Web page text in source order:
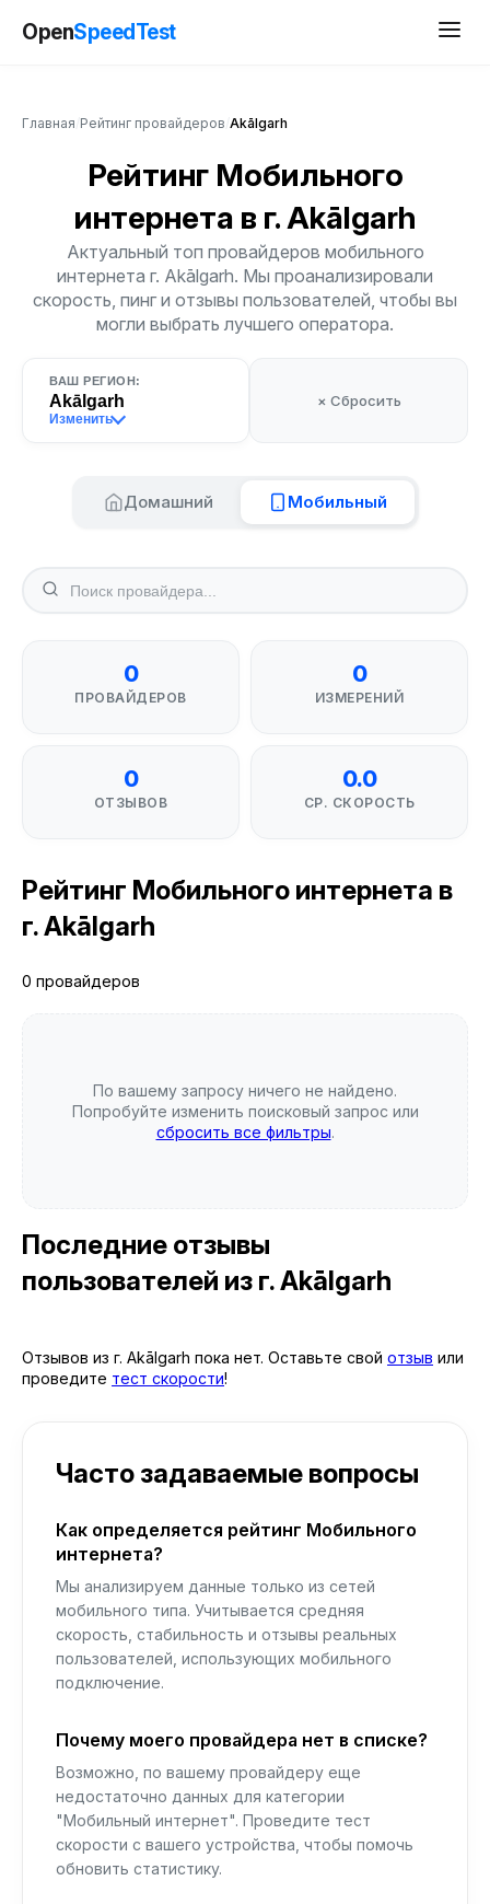
OpenSpeedTest
Главная Рейтинг провайдеров Akālgarh
Рейтинг Мобильного
интернета в г. Akālgarh
Актуальный топ провайдеров мобильного
интернета г. Akālgarh. Мы проанализировали
скорость, пинг и отзывы пользователей, чтобы вы
могли выбрать лучшего оператора.
ВАШ РЕГИОН:
Akālgarh
Изменить
× Сбросить
Домашний Мобильный
0
ПРОВАЙДЕРОВ
0
ИЗМЕРЕНИЙ
0
ОТЗЫВОВ
0.0
СР. СКОРОСТЬ
Рейтинг Мобильного интернета в
г. Akālgarh
0 провайдеров
По вашему запросу ничего не найдено.
Попробуйте изменить поисковый запрос или
сбросить все фильтры.
Последние отзывы
пользователей из г. Akālgarh
Отзывов из г. Akālgarh пока нет. Оставьте свой отзыв или
проведите тест скорости!
Часто задаваемые вопросы
Как определяется рейтинг Мобильного
интернета?
Мы анализируем данные только из сетей
мобильного типа. Учитывается средняя
скорость, стабильность и отзывы реальных
пользователей, использующих мобильного
подключение.
Почему моего провайдера нет в списке?
Возможно, по вашему провайдеру еще
недостаточно данных для категории
"Мобильный интернет". Проведите тест
скорости с вашего устройства, чтобы помочь
обновить статистику.